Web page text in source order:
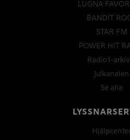
LUGNA
BANDIT
STAR FM
POWER HIT
Radio1-
Julkanalen
Se alla